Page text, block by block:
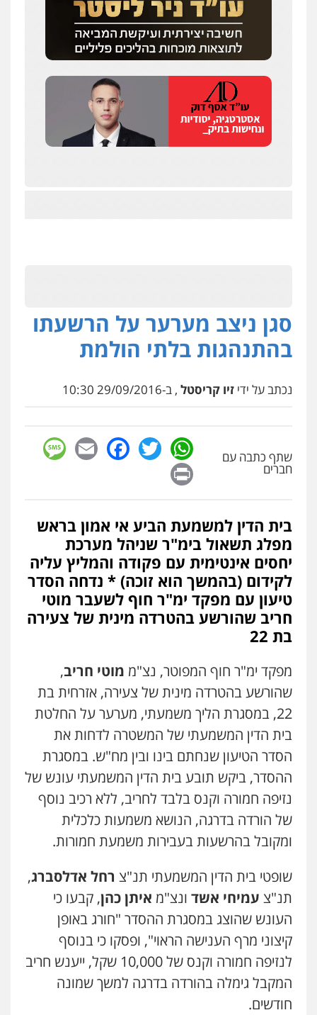
סגן ניצב מערער על הרשעתו
בהתנהגות בלתי הולמת
נכתב על ידי זיו קריסטל , ב-29/09/2016 10:30
שתף כתבה עם
חברים
WhatsApp
Twitter
Facebook
Email
בית הדין למשמעת הביע אי אמון בראש
מפלג תשאול בימ"ר שניהל מערכת
יחסים אינטימית עם פקודה והמליץ עליה
לקידום (בהמשך הוא זוכה) * נדחה הסדר
טיעון עם מפקד ימ"ר חוף לשעבר מוטי
חריב שהורשע בהטרדה מינית של צעירה
בת 22
מפקד ימ"ר חוף המפוטר, נצ"מ מוטי חריב,
שהורשע בהטרדה מינית של צעירה, אזרחית בת
22, במסגרת הליך משמעתי, מערער על החלטת
בית הדין המשמעתי של המשטרה לדחות את
הסדר הטיעון שנחתם בינו ובין מח"ש. במסגרת
ההסדר, ביקש תובע בית הדין המשמעתי עונש של
נזיפה חמורה וקנס בלבד לחריב, ללא רכיב נוסף
של הורדה בדרגה, הנושא משמעות כלכלית
ומקובל בהרשעות בעבירות משמעת חמורות.
שופטי בית הדין המשמעתי תנ"צ רחל אדלסברג,
תנ"צ עמיחי אשד ונצ"מ איתן כהן, קבעו כי
העונש שהוצג במסגרת ההסדר "חורג באופן
קיצוני מרף הענישה הראוי", ופסקו כי בנוסף
לנזיפה חמורה וקנס של10,000 שקל, ייענש חריב
המקבל גימלה בהורדה בדרגה למשךשמונה
חודשים.